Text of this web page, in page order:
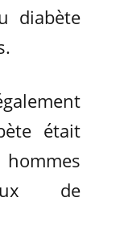
diabète
était
de